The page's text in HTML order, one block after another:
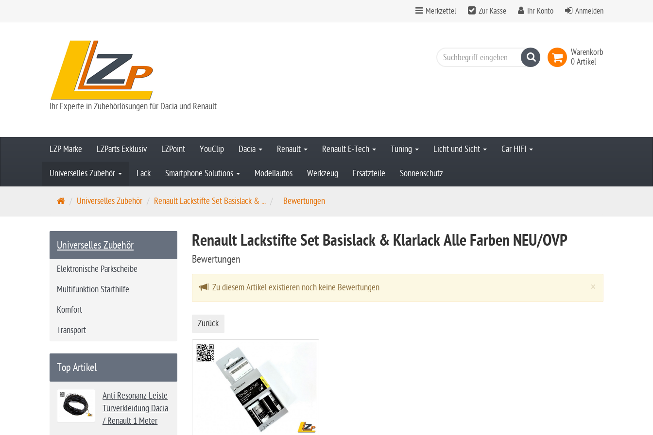
Merkzettel Zur Kasse Ihr Konto Anmelden
Ihr Experte in Zubehörlösungen für Dacia und Renault
Warenkorb
0 Artikel
Suchen
LZP Marke LZParts Exklusiv LZPoint YouClip Dacia Renault Renault E-Tech Tuning Licht und Sicht Car HIFI
Universelles Zubehör Lack Smartphone Solutions Modellautos Werkzeug Ersatzteile Sonnenschutz
S
t
s
i
e
Universelles Zubehör Renault Lackstifte Set Basislack & ... Bewertungen
Renault Lackstifte Set Basislack & Klarlack Alle Farben NEU/OVP
Bewertungen
×
Zu diesem Artikel existieren noch keine Bewertungen
Zurück
Universelles Zubehör
Elektronische Parkscheibe
Multifunktion Starthilfe
Komfort
Transport
Top Artikel
Anti Resonanz Leiste
Türverkleidung Dacia
/ Renault 1 Meter